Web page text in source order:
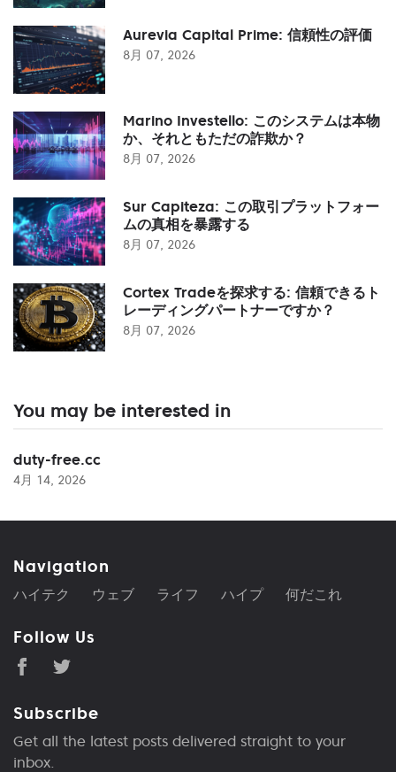
Aurevia Capital Prime: 信頼性の評価
8月 07, 2026
Marino Investello: このシステムは本物
か、それともただの詐欺か？
8月 07, 2026
Sur Capiteza: この取引プラットフォー
ムの真相を暴露する
8月 07, 2026
Cortex Tradeを探求する: 信頼できるト
レーディングパートナーですか？
8月 07, 2026
You may be interested in
duty-free.cc
4月 14, 2026
Navigation
ハイテク ウェブ ライフ ハイプ 何だこれ
Follow Us
Subscribe
Get all the latest posts delivered straight to your
inbox.